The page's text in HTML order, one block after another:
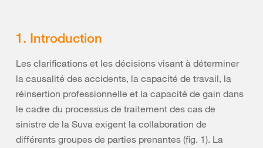
1. Introduction
Les clarifications et les décisions visant à déterminer
la causalité des accidents, la capacité de travail, la
réinsertion professionnelle et la capacité de gain dans
le cadre du processus de traitement des cas de
sinistre de la Suva exigent la collaboration de
différents groupes de parties prenantes (fig. 1). La